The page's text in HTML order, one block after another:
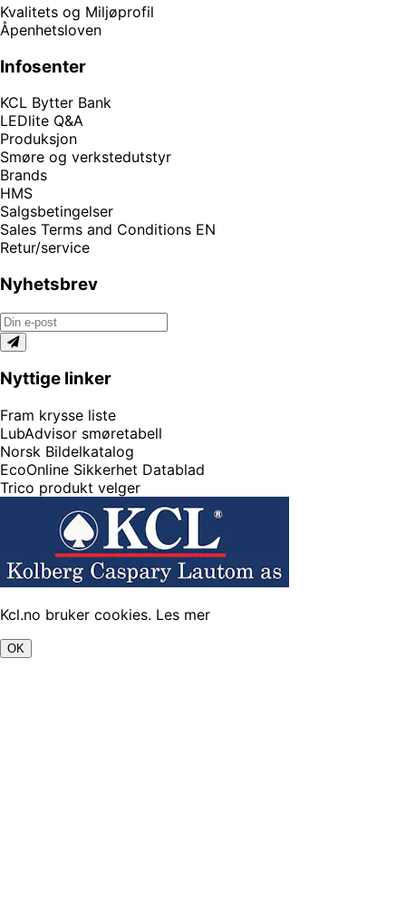
Kvalitets og Miljøprofil
Åpenhetsloven
Infosenter
KCL Bytter Bank
LEDlite Q&A
Produksjon
Smøre og verkstedutstyr
Brands
HMS
Salgsbetingelser
Sales Terms and Conditions EN
Retur/service
Nyhetsbrev
Nyttige linker
Fram krysse liste
LubAdvisor smøretabell
Norsk Bildelkatalog
EcoOnline Sikkerhet Datablad
Trico produkt velger
Kcl.no bruker cookies. Les mer
OK